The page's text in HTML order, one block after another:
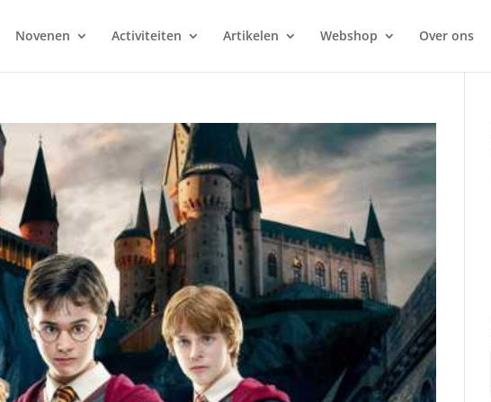
Novenen Activiteiten Artikelen Webshop Over ons